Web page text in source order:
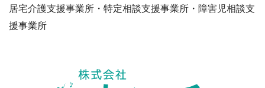
居宅介護支援事業所・特定相談支援事業所・障害児相談支
援事業所